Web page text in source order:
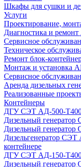
Шкафы для сушки и
Услуги
Проектирование,
Диагностика и
Сервисное
Техническое
Ремонт блок-
Монтаж и установка
Сервисное
Аренда дизельных
Реализованные
Контейнеры
ДГУ СЭТ АД-500-Т400
Дизельный
Дизельный
Дизельгенератор
контейнере
ДГУ СЭТ АД-150-Т400
Дизельный